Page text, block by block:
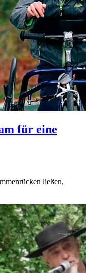
für eine
ließen,